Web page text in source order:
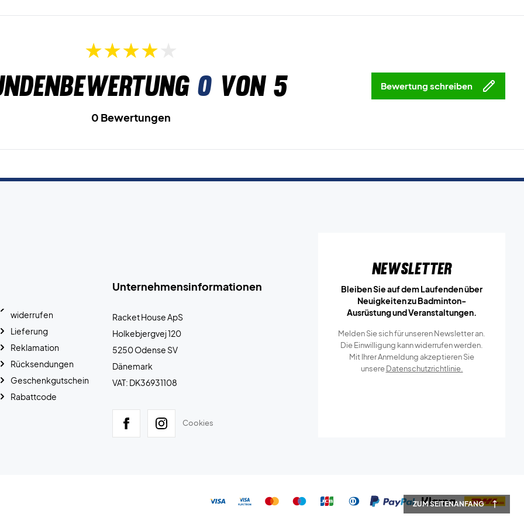
ZUM SEITENANFANG
0von 5 Bewertung schreiben
0 Bewertungen
Unternehmensinformationen
Racket House ApS
Holkebjergvej 120
5250 Odense SV
Dänemark
VAT: DK36931108
Cookies
widerrufen
Lieferung
Reklamation
Rücksendungen
Geschenkgutschein
Rabattcode
Newsletter
Bleiben Sie auf dem Laufenden über
Neuigkeiten zu Badminton-
Ausrüstung und Veranstaltungen.
Melden Sie sich für unseren Newsletter an.
Die Einwilligung kann widerrufen werden.
Mit Ihrer Anmeldung akzeptieren Sie
unsereDatenschutzrichtlinie.